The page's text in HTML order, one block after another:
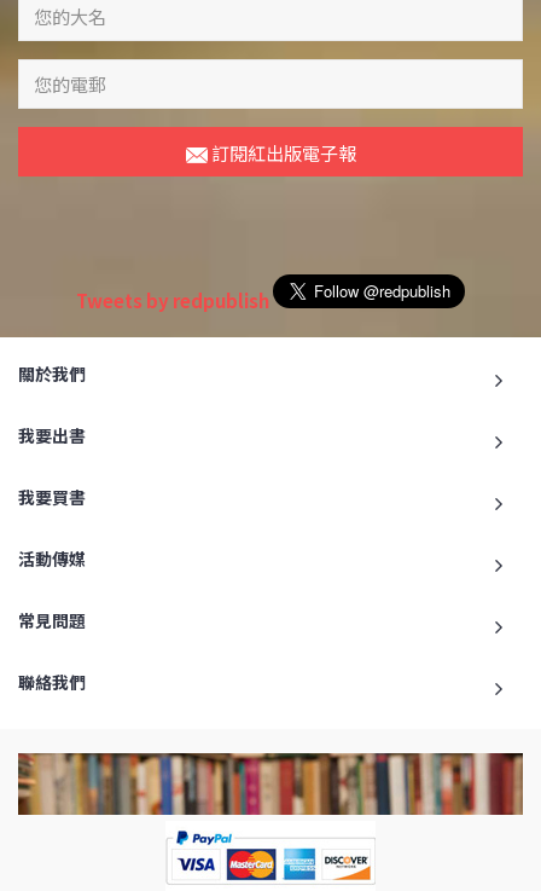
訂閱紅出版電子報
Tweets by redpublish
關於我們
我要出書
我要買書
活動傳媒
常見問題
聯絡我們